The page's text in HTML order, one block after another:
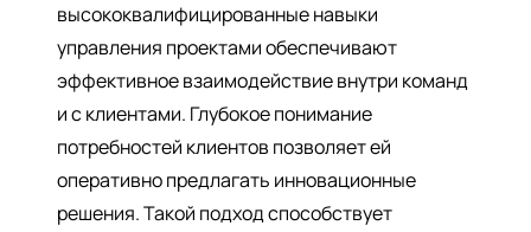
высококвалифицированные навыки
управления проектами обеспечивают
эффективное взаимодействие внутри команд
и с клиентами. Глубокое понимание
потребностей клиентов позволяет ей
оперативно предлагать инновационные
решения. Такой подход способствует